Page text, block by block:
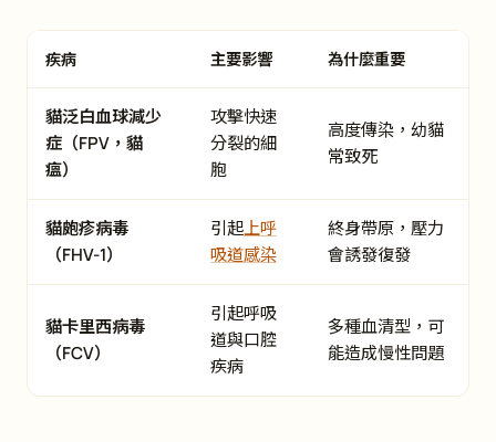
疾病 主要影響 為什麼重要
貓泛白血球減少
症（FPV，貓
瘟）
攻擊快速
分裂的細
胞
高度傳染，幼貓
常致死
貓皰疹病毒
（FHV-1）
引起上呼
吸道感染
終身帶原，壓力
會誘發復發
貓卡里西病毒
（FCV）
引起呼吸
道與口腔
疾病
多種血清型，可
能造成慢性問題